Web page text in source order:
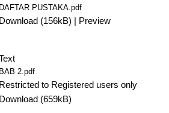
DAFTAR PUSTAKA.pdf
Download (156kB) Preview
BAB 2.pdf
Restricted to Registered users only
Download (659kB)